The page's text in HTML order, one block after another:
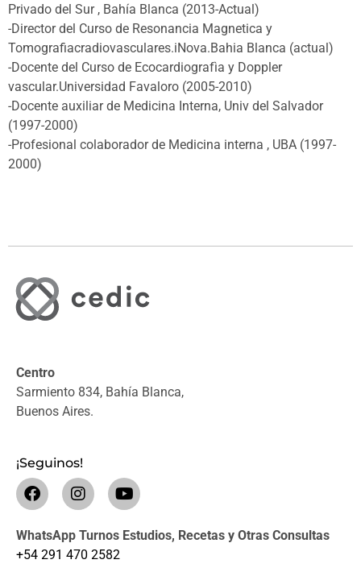
Privado del Sur , Bahía Blanca (2013-Actual)
-Director del Curso de Resonancia Magnetica y
Tomografiacradiovasculares.iNova.Bahia Blanca (actual)
-Docente del Curso de Ecocardiografìa y Doppler
vascular.Universidad Favaloro (2005-2010)
-Docente auxiliar de Medicina Interna, Univ del Salvador
(1997-2000)
-Profesional colaborador de Medicina interna , UBA (1997-
2000)
Centro
Sarmiento 834, Bahía Blanca,
Buenos Aires.
¡Seguinos!
WhatsApp Turnos Estudios, Recetas y Otras Consultas
+54 291 470 2582